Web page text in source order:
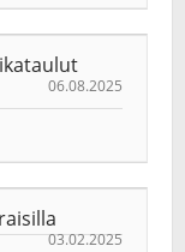
06.08.2025
03.02.2025